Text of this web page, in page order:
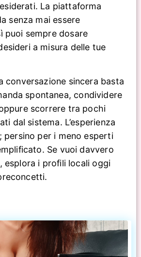
La piattaforma
senza mai essere
puoi sempre dosare
a misura delle tue
conversazione sincera basta
spontanea, condividere
scorrere tra pochi
dal sistema. L’esperienza
persino per i meno esperti
Se vuoi davvero
esplora i profili locali oggi